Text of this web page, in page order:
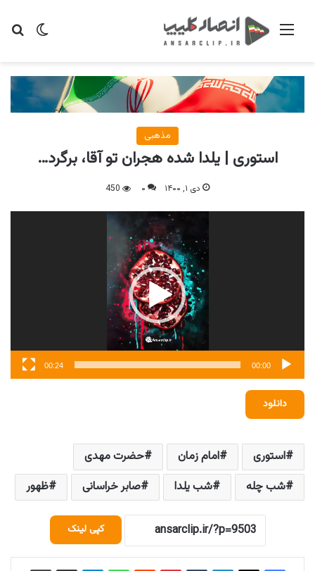
تغییر منو
مذهبی
استوری | یلدا شده هجران تو آقا، برگرد…
دی ۱, ۱۴۰۰ ۰ 450
نمایشگر
00:00
00:24
دانلود
استوری امام زمان
حضرت مهدی
شب چله
شب یلدا صابر خراسانی ظهور
کپی لینک